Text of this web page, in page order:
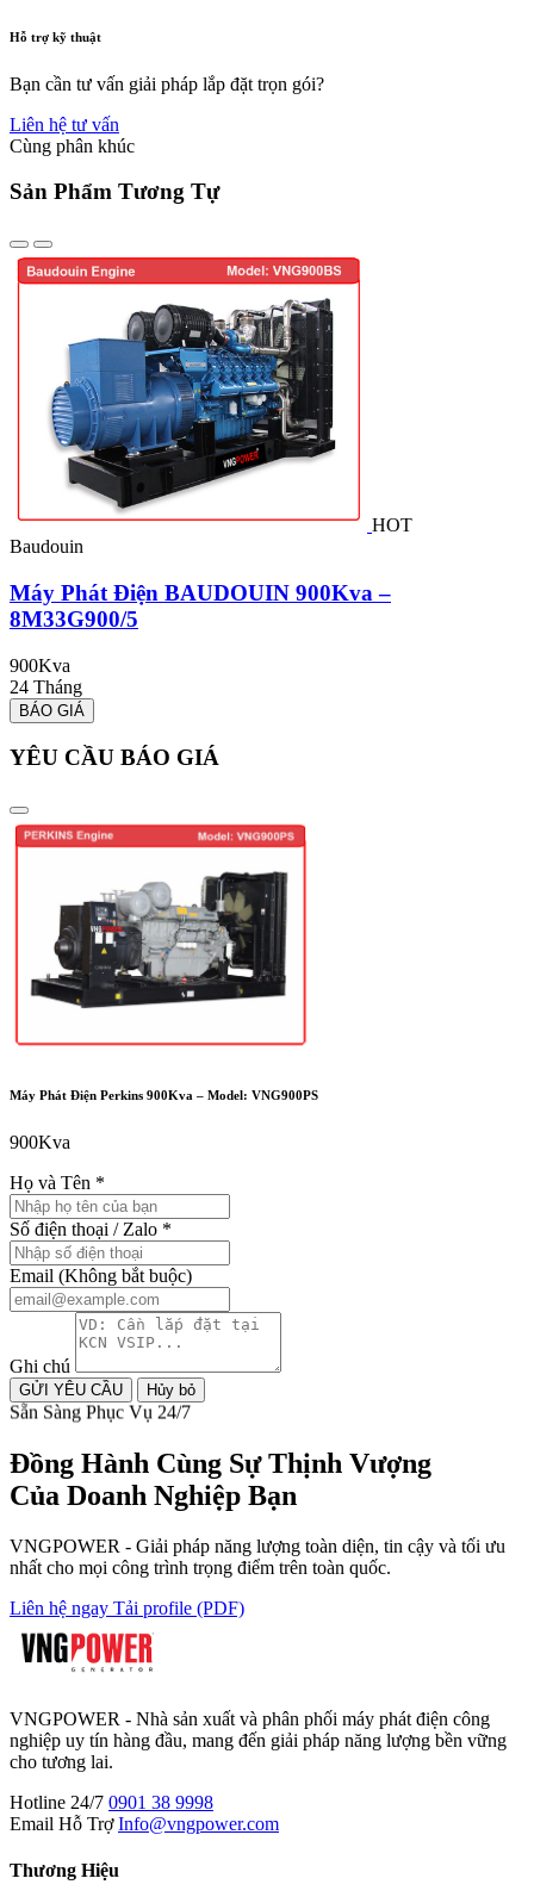
Hỗ trợ kỹ thuật
Bạn cần tư vấn giải pháp lắp đặt trọn gói?
Liên hệ tư vấn
Cùng phân khúc
Sản Phẩm Tương Tự
HOT
Baudouin
Máy Phát Điện BAUDOUIN 900Kva –
8M33G900/5
900Kva
24 Tháng
BÁO GIÁ
YÊU CẦU BÁO GIÁ
Máy Phát Điện Perkins 900Kva – Model: VNG900PS
900Kva
Họ và Tên *
Số điện thoại / Zalo *
Email (Không bắt buộc)
Ghi chú
GỬI YÊU CẦU Hủy bỏ
Sẵn Sàng Phục Vụ 24/7
Đồng Hành Cùng Sự Thịnh Vượng
Của Doanh Nghiệp Bạn
VNGPOWER - Giải pháp năng lượng toàn diện, tin cậy và tối ưu
nhất cho mọi công trình trọng điểm trên toàn quốc.
Liên hệ ngay Tải profile (PDF)
VNGPOWER - Nhà sản xuất và phân phối máy phát điện công
nghiệp uy tín hàng đầu, mang đến giải pháp năng lượng bền vững
cho tương lai.
Hotline 24/7 0901 38 9998
Email Hỗ Trợ Info@vngpower.com
Thương Hiệu